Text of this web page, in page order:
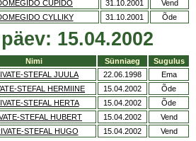
CUPIDO 31.10.2001
Vend
CYLLIKY 31.10.2001 Õde
15.04.2002
Nimi Sünniaeg
Sugulus
STEFAL JUULA 22.06.1998
Ema
STEFAL HERMIINE 15.04.2002
Õde
STEFAL HERTA 15.04.2002
Õde
STEFAL HUBERT 15.04.2002
Vend
STEFAL HUGO 15.04.2002 Vend